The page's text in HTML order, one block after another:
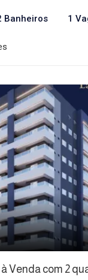
Banheiros 1
Venda com 2